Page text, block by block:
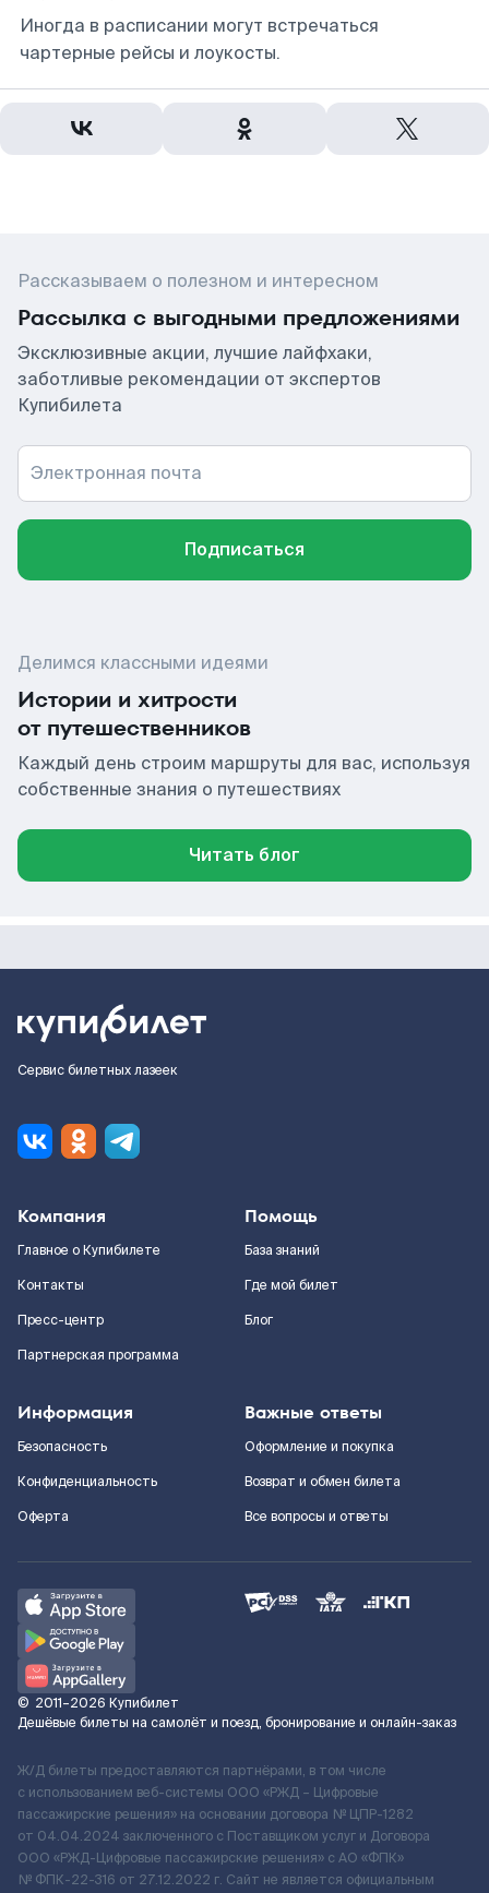
Иногда в расписании могут встречаться
чартерные рейсы и лоукосты.
Рассказываем о полезном и интересном
Рассылка с выгодными предложениями
Эксклюзивные акции, лучшие лайфхаки,
заботливые рекомендации от экспертов
Купибилета
Электронная почта
Подписаться
Делимся классными идеями
Истории и хитрости
от путешественников
Каждый день строим маршруты для вас, используя
собственные знания о путешествиях
Читать блог
Сервис билетных лазеек
Компания
Главное о Купибилете
Контакты
Пресс-центр
Партнерская программа
Помощь
База знаний
Где мой билет
Блог
Информация
Безопасность
Конфиденциальность
Оферта
Важные ответы
Оформление и покупка
Возврат и обмен билета
Все вопросы и ответы
© 2011–2026 Купибилет
Дешёвые билеты на самолёт и поезд, бронирование и онлайн-заказ
Ж/Д билеты предоставляются партнёрами, в том числе
с использованием веб-системы ООО «РЖД – Цифровые
пассажирские решения» на основании договора № ЦПР-1282
от 04.04.2024 заключенного с Поставщиком услуг и Договора
ООО «РЖД-Цифровые пассажирские решения» c АО «ФПК»
№ ФПК-22-316 от 27.12.2022 г. Сайт не является официальным